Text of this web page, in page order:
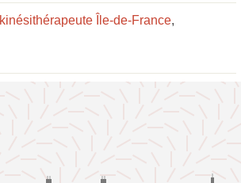
kinésithérapeute Île-de-France,